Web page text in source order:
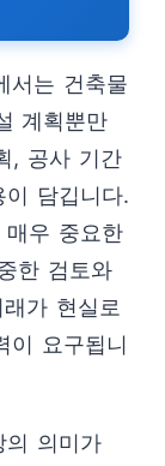
서는 건축물
계획뿐만
, 공사 기간
담깁니다.
우 중요한
한 검토와
가 현실로
이 요구됩니
의 의미가